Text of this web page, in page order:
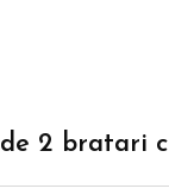
2 bratari